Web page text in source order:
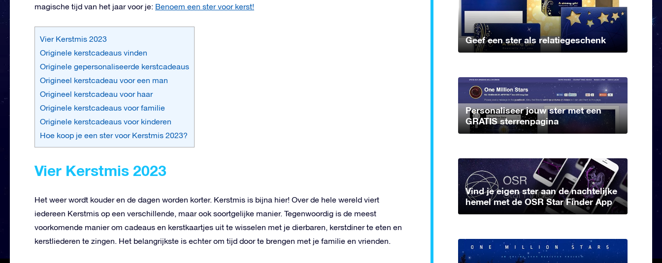
magische tijd van het jaar voor je: Benoem een ster voor kerst!
Vier Kerstmis 2023
Originele kerstcadeaus vinden
Originele gepersonaliseerde kerstcadeaus
Origineel kerstcadeau voor een man
Origineel kerstcadeau voor haar
Originele kerstcadeaus voor familie
Originele kerstcadeaus voor kinderen
Hoe koop je een ster voor Kerstmis 2023?
Vier Kerstmis 2023
Het weer wordt kouder en de dagen worden korter. Kerstmis is bijna hier! Over de hele wereld viert
iedereen Kerstmis op een verschillende, maar ook soortgelijke manier. Tegenwoordig is de meest
voorkomende manier om cadeaus en kerstkaartjes uit te wisselen met je dierbaren, kerstdiner te eten en
kerstliederen te zingen. Het belangrijkste is echter om tijd door te brengen met je familie en vrienden.
Geef een ster als relatiegeschenk
Personaliseer jouw ster met een
GRATIS sterrenpagina
Vind je eigen ster aan de nachtelijke
hemel met de OSR Star Finder App